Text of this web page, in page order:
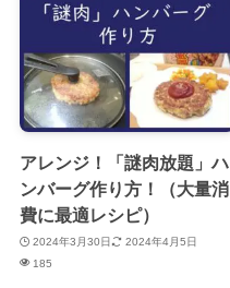
アレンジ！「謎肉放題」ハ
ンバーグ作り方！（大量消
費に最適レシピ）
2024年3月30日
2024年4月5日
185